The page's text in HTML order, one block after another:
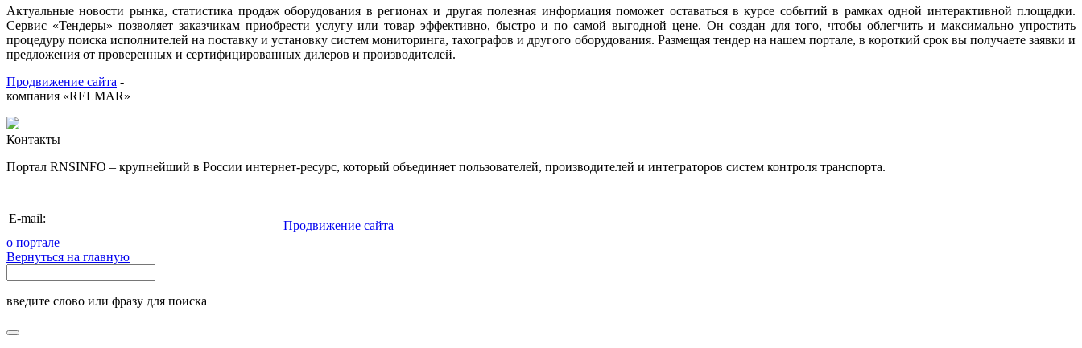
Актуальные новости рынка, статистика продаж оборудования в регионах и другая полезная информация поможет оставаться в курсе событий в рамках одной интерактивной площадки.
Сервис «Тендеры» позволяет заказчикам приобрести услугу или товар эффективно, быстро и по самой выгодной цене. Он создан для того, чтобы облегчить и максимально упростить
процедуру поиска исполнителей на поставку и установку систем мониторинга, тахографов и другого оборудования. Размещая тендер на нашем портале, в короткий срок вы получаете заявки и
предложения от проверенных и сертифицированных дилеров и производителей.
Продвижение сайта -
компания «RELMAR»
Контакты
Портал RNSINFO – крупнейший в России интернет-ресурс, который объединяет пользователей, производителей и интеграторов систем контроля транспорта.
E-mail:
Продвижение сайта
о портале
Вернуться на главную
введите слово или фразу для поиска